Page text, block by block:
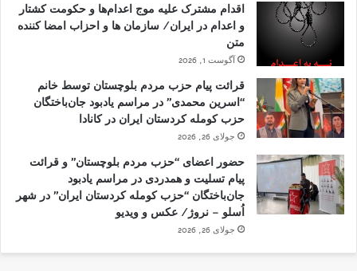
اقدام مشترک علیه موج اعدام‌ها و حکومت کشتار
و اعدام در ایران/ سازمان ها و احزاب امضا کننده
متن
آگوست 1, 2026
قرائت پیام حزب مردم بلوچستان توسط خانم
“اسرین محمدی” در مراسم یادبود جان‌باختگان
حزب کومله کردستان ایران در کانادا
جولای 26, 2026
حضور اعضای “حزب مردم بلوچستان” و قرائت
پیام تسلیت و همدردی در مراسم یادبود
جان‌باختگان “حزب کومله کردستان ایران” در شهر
اُسلو – نروژ/ عکس و ویدیو
جولای 26, 2026